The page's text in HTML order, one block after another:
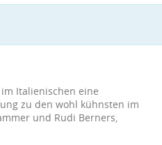
Italienischen eine
zu den wohl kühnsten im
und Rudi Berners,